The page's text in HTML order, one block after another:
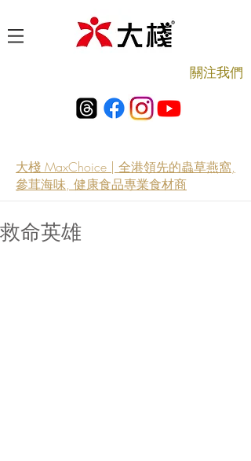
​關注我們
大棧 MaxChoice | 全港領先的蟲草燕窩,
參茸海味, 健康食品專業食材商
救命英雄